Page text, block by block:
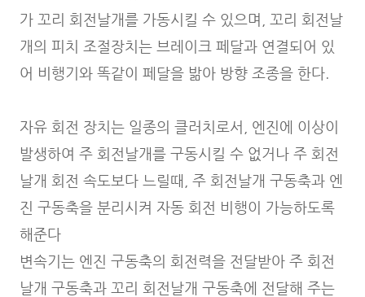
가 꼬리 회전날개를 가동시킬 수 있으며, 꼬리 회전날
개의 피치 조절장치는 브레이크 페달과 연결되어 있
어 비행기와 똑같이 페달을 밞아 방향 조종을 한다.
자유 회전 장치는 일종의 클러치로서, 엔진에 이상이
발생하여 주 회전날개를 구동시킬 수 없거나 주 회전
날개 회전 속도보다 느릴때, 주 회전날개 구동축과 엔
진 구동축을 분리시켜 자동 회전 비행이 가능하도록
해준다
변속기는 엔진 구동축의 회전력을 전달받아 주 회전
날개 구동축과 꼬리 회전날개 구동축에 전달해 주는